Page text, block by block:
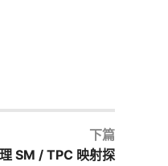
下篇
SM / TPC 映射探